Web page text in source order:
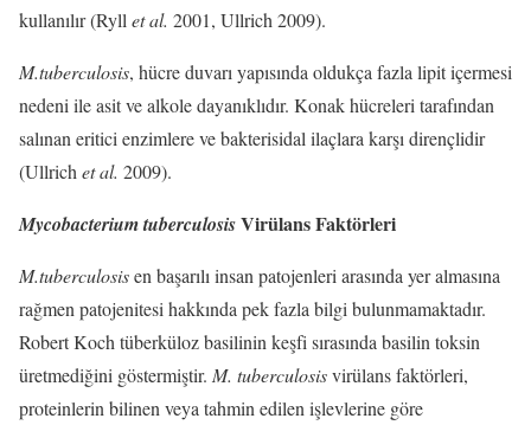
kullanılır (Ryll et al. 2001, Ullrich 2009).
M.tuberculosis, hücre duvarı yapısında oldukça fazla lipit içermesi
nedeni ile asit ve alkole dayanıklıdır. Konak hücreleri tarafından
salınan eritici enzimlere ve bakterisidal ilaçlara karşı dirençlidir
(Ullrich et al. 2009).
Mycobacterium tuberculosisVirülans Faktörleri
M.tuberculosisen başarılı insan patojenleri arasında yer almasına
rağmen patojenitesi hakkında pek fazla bilgi bulunmamaktadır.
Robert Koch tüberküloz basilinin keşfi sırasında basilin toksin
üretmediğini göstermiştir. M. tuberculosisvirülans faktörleri,
proteinlerin bilinen veya tahmin edilen işlevlerine göre